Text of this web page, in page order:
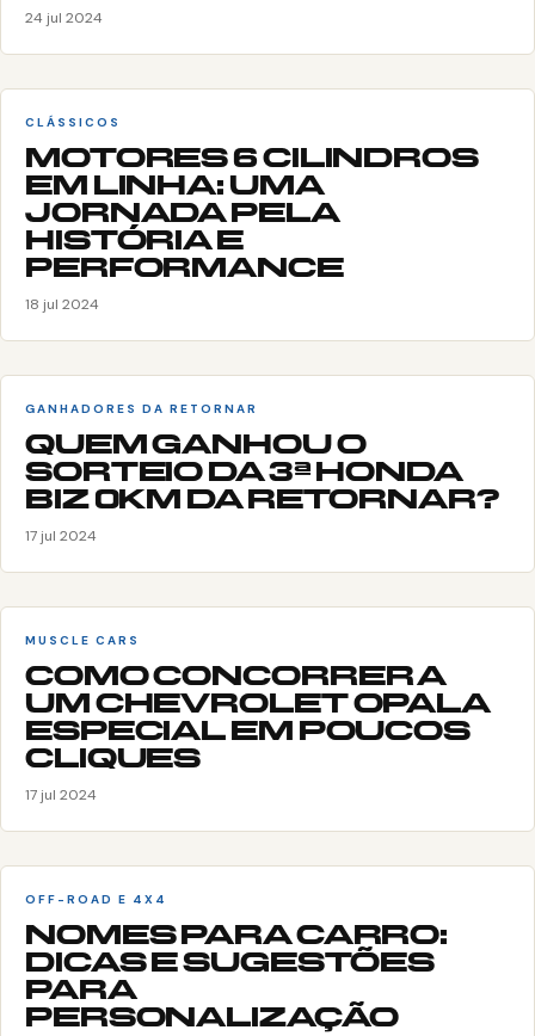
24 jul 2024
CLÁSSICOS
MOTORES 6 CILINDROS
EM LINHA: UMA
JORNADA PELA
HISTÓRIA E
PERFORMANCE
18 jul 2024
GANHADORES DA RETORNAR
QUEM GANHOU O
SORTEIO DA 3ª HONDA
BIZ 0KM DA RETORNAR?
17 jul 2024
MUSCLE CARS
COMO CONCORRER A
UM CHEVROLET OPALA
ESPECIAL EM POUCOS
CLIQUES
17 jul 2024
OFF-ROAD E 4X4
NOMES PARA CARRO:
DICAS E SUGESTÕES
PARA
PERSONALIZAÇÃO